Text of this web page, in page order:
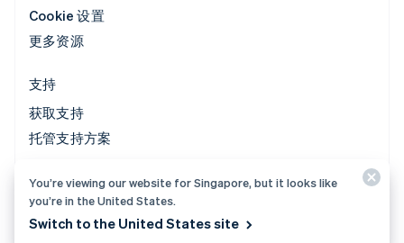
Cookie 设置
更多资源
支持
获取支持
托管支持方案
© 2026 Stripe, LLC
You’re viewing our website for Singapore, but it looks like
you’re in the United States.
Switch to the United States site